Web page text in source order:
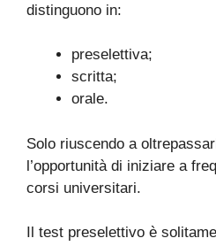
distinguono in:
preselettiva;
scritta;
orale.
Solo riuscendo a
l’opportunità di iniziare a
corsi universitari.
Il test preselettivo è